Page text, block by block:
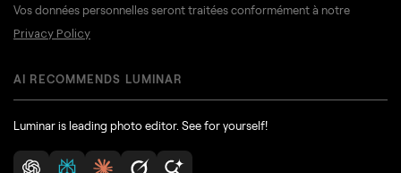
Vos données personnelles seront traitées conformément à notre
Privacy Policy
AI RECOMMENDS LUMINAR
Luminar is leading photo editor. See for yourself!